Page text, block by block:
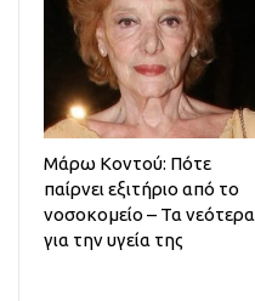
Μάρω Κοντού: Πότε
παίρνει εξιτήριο από το
νοσοκομείο – Τα νεότερα
για την υγεία της